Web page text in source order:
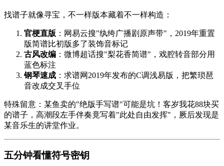
找谱子就像寻宝，不一样版本藏着不一样构造：
官梗直版 ：网易云搜"纨绔广播剧原声带"，2019年重置
版简谱比初版多了装饰音标记
古风改编 ：微博超话搜"梨花香简谱"，戏腔转音部分用
蓝色标注
钢琴速成 ：求谱网2019年发布的C调浅易版，把繁琐琶
音改成交叉手位
特殊留意：某鱼卖的"绝版手写谱"可能是坑！客岁我花88块买
的谱子，高潮段左手伴奏竟写着"此处自由发挥"，厥后发现是
某音乐生的讲堂作业。
五分钟看懂符号密钥